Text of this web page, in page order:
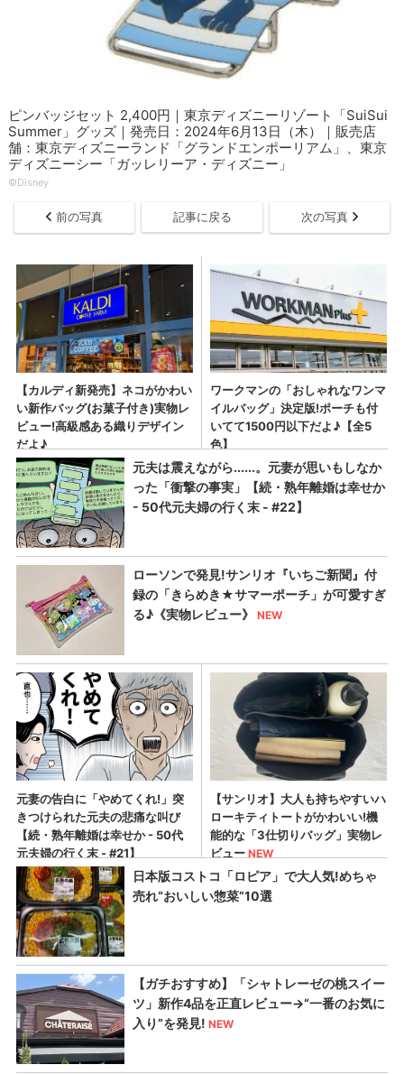
ピンバッジセット 2,400円｜東京ディズニーリゾート「SuiSui
Summer」グッズ｜発売日：2024年6月13日（木）｜販売店
舗：東京ディズニーランド「グランドエンポーリアム」、東京
ディズニーシー「ガッレリーア・ディズニー」
©Disney
前の写真 記事に戻る 次の写真